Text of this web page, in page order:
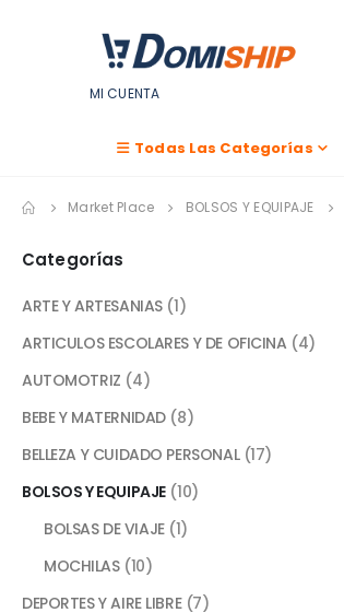
MI CUENTA
Todas Las Categorías
Market Place BOLSOS Y EQUIPAJE
Categorías
ARTE Y ARTESANIAS (1)
ARTICULOS ESCOLARES Y DE OFICINA (4)
AUTOMOTRIZ (4)
BEBE Y MATERNIDAD (8)
BELLEZA Y CUIDADO PERSONAL (17)
BOLSOS Y EQUIPAJE (10)
BOLSAS DE VIAJE (1)
MOCHILAS (10)
DEPORTES Y AIRE LIBRE (7)